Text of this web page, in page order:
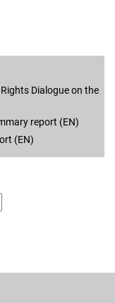
Dialogue on the
report (EN)
(EN)